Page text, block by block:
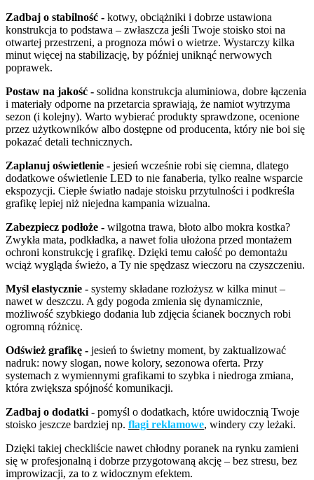
Zadbaj o stabilność - kotwy, obciążniki i dobrze ustawiona
konstrukcja to podstawa – zwłaszcza jeśli Twoje stoisko stoi na
otwartej przestrzeni, a prognoza mówi o wietrze. Wystarczy kilka
minut więcej na stabilizację, by później uniknąć nerwowych
poprawek.
Postaw na jakość - solidna konstrukcja aluminiowa, dobre łączenia
i materiały odporne na przetarcia sprawiają, że namiot wytrzyma
sezon (i kolejny). Warto wybierać produkty sprawdzone, ocenione
przez użytkowników albo dostępne od producenta, który nie boi się
pokazać detali technicznych.
Zaplanuj oświetlenie - jesień wcześnie robi się ciemna, dlatego
dodatkowe oświetlenie LED to nie fanaberia, tylko realne wsparcie
ekspozycji. Ciepłe światło nadaje stoisku przytulności i podkreśla
grafikę lepiej niż niejedna kampania wizualna.
Zabezpiecz podłoże - wilgotna trawa, błoto albo mokra kostka?
Zwykła mata, podkładka, a nawet folia ułożona przed montażem
ochroni konstrukcję i grafikę. Dzięki temu całość po demontażu
wciąż wygląda świeżo, a Ty nie spędzasz wieczoru na czyszczeniu.
Myśl elastycznie - systemy składane rozłożysz w kilka minut –
nawet w deszczu. A gdy pogoda zmienia się dynamicznie,
możliwość szybkiego dodania lub zdjęcia ścianek bocznych robi
ogromną różnicę.
Odśwież grafikę - jesień to świetny moment, by zaktualizować
nadruk: nowy slogan, nowe kolory, sezonowa oferta. Przy
systemach z wymiennymi grafikami to szybka i niedroga zmiana,
która zwiększa spójność komunikacji.
Zadbaj o dodatki - pomyśl o dodatkach, które uwidocznią Twoje
stoisko jeszcze bardziej np. flagi reklamowe, windery czy leżaki.
Dzięki takiej checkliście nawet chłodny poranek na rynku zamieni
się w profesjonalną i dobrze przygotowaną akcję – bez stresu, bez
improwizacji, za to z widocznym efektem.